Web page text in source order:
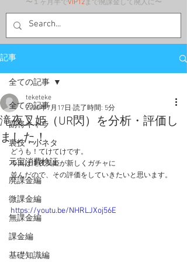
〜１ヶ月半でVIP12まで廃課金して廃人に〜
記事
全ての記事
副将キャラ
裏技・小ネタ
元宝消費検証
廃課金編
微課金編
無課金編
課金編
基礎知識編
全ての記事
滝夜叉姫（UR閃）を分析・評価し
ました！
teketeke
2020年7月17日 読了時間: 5分
どうも！てけてけです。
今回は滝夜叉姫が新しくガチャに
並んだので、その評価をしていきたいと思います。
https://youtu.be/NHRLJXoj56E